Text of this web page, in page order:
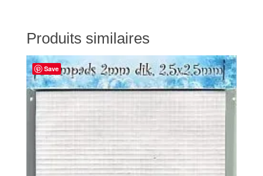
Produits similaires
Save